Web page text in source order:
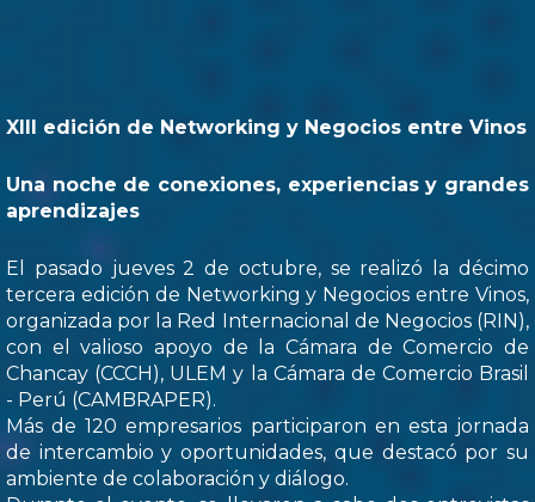
XIII edición de Networking y Negocios entre Vinos
Una noche de conexiones, experiencias y grandes
aprendizajes
El pasado jueves 2 de octubre, se realizó la décimo
tercera edición de Networking y Negocios entre Vinos,
organizada por la Red Internacional de Negocios (RIN),
con el valioso apoyo de la Cámara de Comercio de
Chancay (CCCH), ULEM y la Cámara de Comercio Brasil
- Perú (CAMBRAPER).
Más de 120 empresarios participaron en esta jornada
de intercambio y oportunidades, que destacó por su
ambiente de colaboración y diálogo.